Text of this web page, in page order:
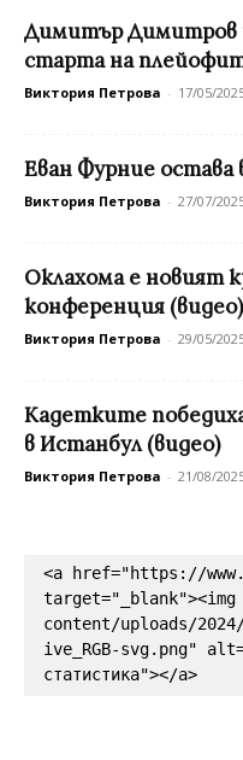
Димитър Димитров
старта на
Виктория Петрова - 17/05/
Еван Фурние остава
Виктория Петрова - 27/07/
Оклахома е новият
конференция (видео)
Виктория Петрова - 29/05/
Кадетките
в Истанбул (видео)
Виктория Петрова - 21/08/
<a href="https://
content/uploads/
ive_RGB-svg.png"
статистика"></a>